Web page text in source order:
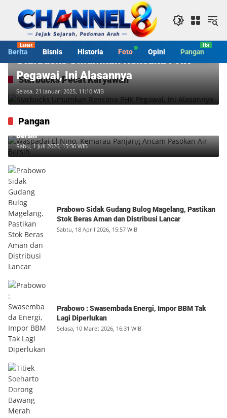
konten
Berita Bisnis Historia Foto Opini Pangan
Starbucks Pecat Karyawan
Bisnis
Starbucks Umumkan Rencana PHK
Pegawai, Ini Alasannya
Selasa, 21 Januari 2025, 11:10 WIB
Pangan
Waspadai El Nino, Kemarau Panjang Ancam Pasokan Air
Bersih
Rabu, 1 Juli 2026, 15:36 WIB
Prabowo Sidak Gudang Bulog Magelang, Pastikan
Stok Beras Aman dan Distribusi Lancar
Sabtu, 18 April 2026, 15:57 WIB
Prabowo : Swasembada Energi, Impor BBM Tak
Lagi Diperlukan
Selasa, 10 Maret 2026, 16:31 WIB